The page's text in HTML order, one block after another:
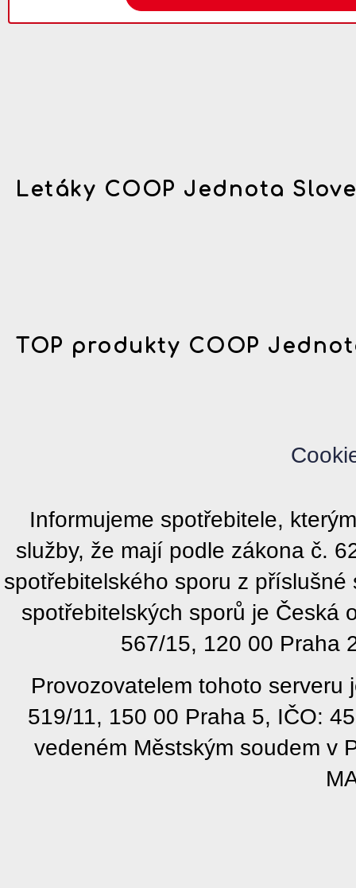
Letáky COOP Jednota
TOP produkty COOP
Informujeme spotřebitele,
služby, že mají podle zákona č.
spotřebitelského sporu z
spotřebitelských sporů je Česká
567/15, 120 00 Praha
Provozovatelem tohoto
519/11, 150 00 Praha 5, IČO:
vedeném Městským soudem v